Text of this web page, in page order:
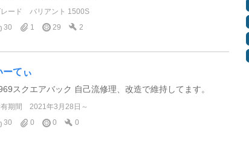
ード
バリアント 1500S
30
1 29 2
ーてぃ
スクエアバック 自己流修理、改造で維持してます。
期間
2021年3月28日～
30
0 0 0